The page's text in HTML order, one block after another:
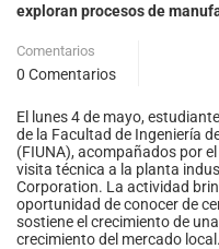
exploran procesos de
Comentarios
0 Comentarios
El lunes 4 de mayo,
de la Facultad de Ingeniería
(FIUNA), acompañados por
visita técnica a la planta
Corporation. La actividad
oportunidad de conocer de
sostiene el crecimiento de
crecimiento del mercado local.